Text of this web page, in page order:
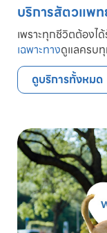
บริการสัตวแพ
เพราะทุกชีวิตต้องได้
เฉพาะทางดูแลครบ
ดูบริการทั้งหมด